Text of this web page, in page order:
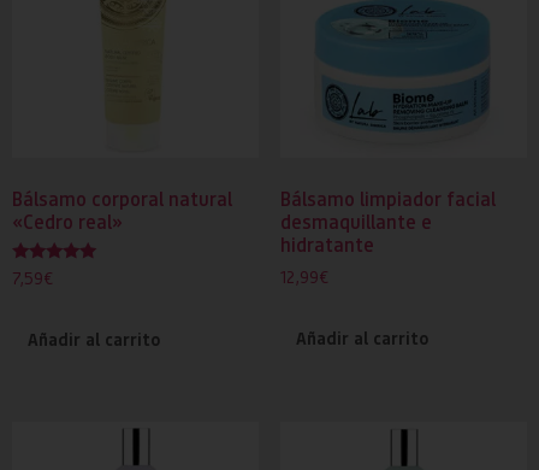
Bálsamo corporal natural
«Cedro real»
Valorado
con
7,59€
Añadir al carrito
Bálsamo limpiador facial
desmaquillante e
hidratante
12,99€
Añadir al carrito